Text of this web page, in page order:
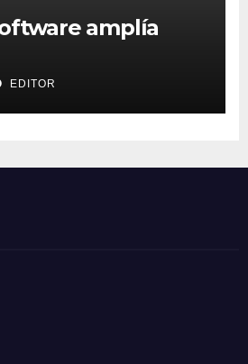
amplía
de IA
Spark con Chef
EDITOR